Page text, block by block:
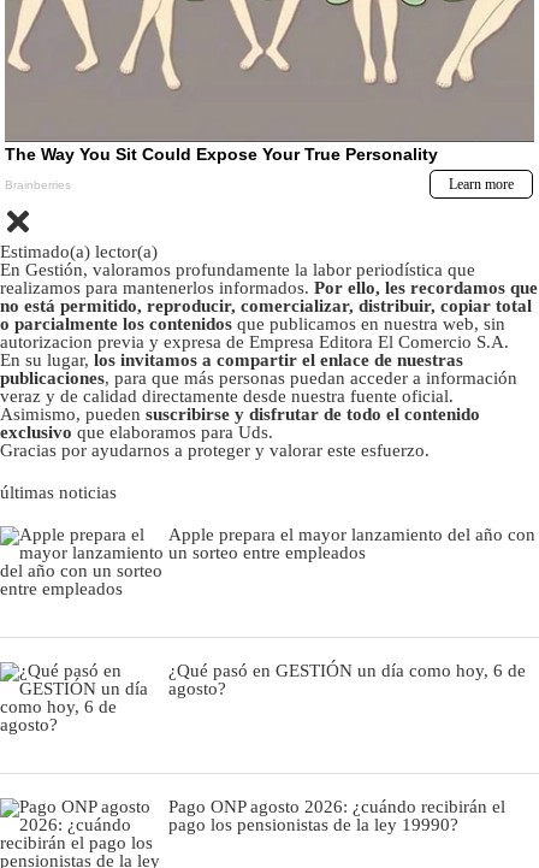
Estimado(a) lector(a)
En Gestión, valoramos profundamente la labor periodística que
realizamos para mantenerlos informados. Por ello, les recordamos que
no está permitido, reproducir, comercializar, distribuir, copiar total
o parcialmente los contenidos que publicamos en nuestra web, sin
autorizacion previa y expresa de Empresa Editora El Comercio S.A.
En su lugar, los invitamos a compartir el enlace de nuestras
publicaciones, para que más personas puedan acceder a información
veraz y de calidad directamente desde nuestra fuente oficial.
Asimismo, pueden suscribirse y disfrutar de todo el contenido
exclusivo que elaboramos para Uds.
Gracias por ayudarnos a proteger y valorar este esfuerzo.
últimas noticias
Apple prepara el mayor lanzamiento del año con
un sorteo entre empleados
¿Qué pasó en GESTIÓN un día como hoy, 6 de
agosto?
Pago ONP agosto 2026: ¿cuándo recibirán el
pago los pensionistas de la ley 19990?